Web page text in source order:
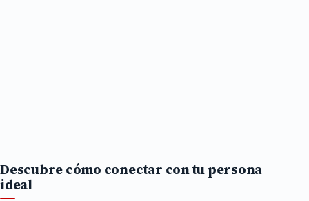
Descubre cómo conectar con tu persona
ideal